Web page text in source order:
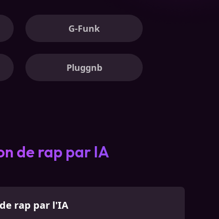
G-Funk
Pluggnb
de rap par IA
rap par l'IA